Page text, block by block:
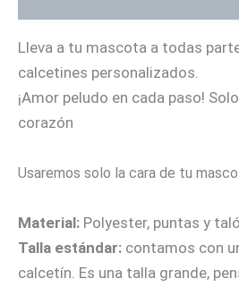
Lleva a tu mascota a todas
calcetines personalizados.
¡Amor peludo en cada paso!
corazón
Usaremos solo la cara de tu
Material: Polyester, puntas y
Talla estándar: contamos con
calcetín. Es una talla grande,